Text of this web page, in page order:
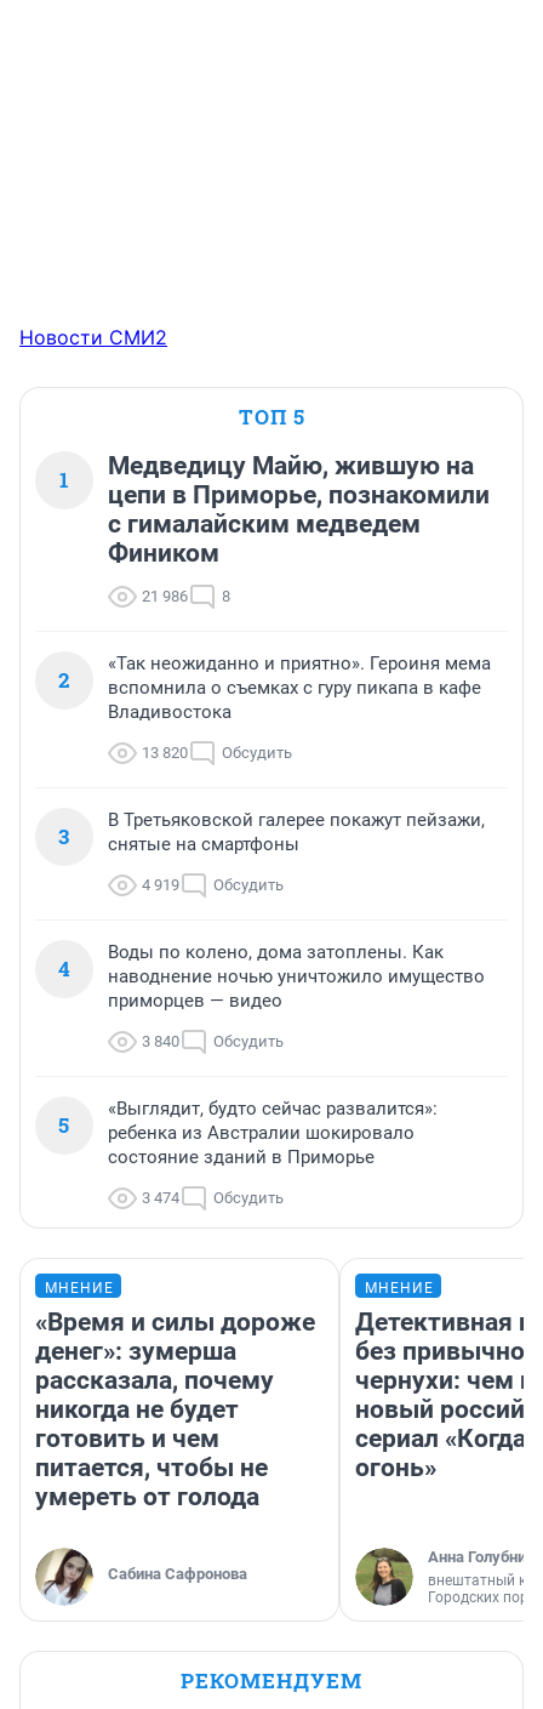
Новости СМИ2
ТОП 5
1
Медведицу Майю, жившую на
цепи в Приморье, познакомили
с гималайским медведем
Фиником
21 986 8
2
«Так неожиданно и приятно». Героиня мема
вспомнила о съемках с гуру пикапа в кафе
Владивостока
13 820 Обсудить
3
В Третьяковской галерее покажут пейзажи,
снятые на смартфоны
4 919 Обсудить
4
Воды по колено, дома затоплены. Как
наводнение ночью уничтожило имущество
приморцев — видео
3 840 Обсудить
5
«Выглядит, будто сейчас развалится»:
ребенка из Австралии шокировало
состояние зданий в Приморье
3 474 Обсудить
МНЕНИЕ
«Время и силы дороже
денег»: зумерша
рассказала, почему
никогда не будет
готовить и чем
питается, чтобы не
умереть от голода
Сабина Сафронова
МНЕНИЕ
Детективная
без привычной
чернухи: чем
новый
сериал «Когда
огонь»
Анна
внештатный
Городских
РЕКОМЕНДУЕМ